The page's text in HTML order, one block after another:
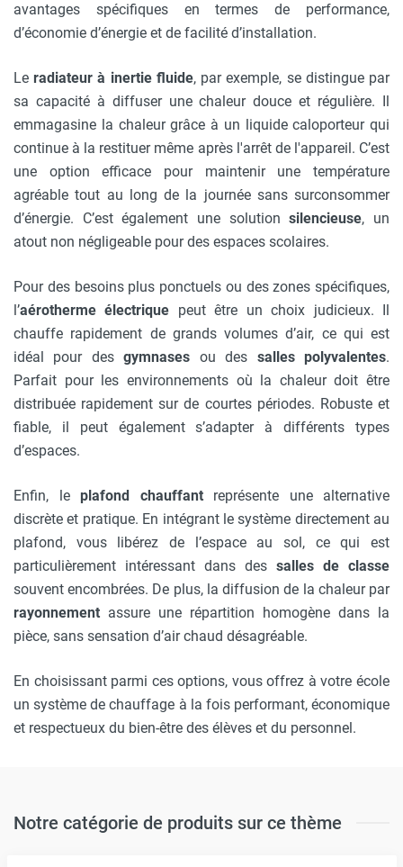
avantages spécifiques en termes de performance,
d’économie d’énergie et de facilité d’installation.
Leradiateur à inertie fluide, par exemple, se distingue par
sa capacité à diffuser une chaleur douce et régulière. Il
emmagasine la chaleur grâce à un liquide caloporteur qui
continue à la restituer même après l'arrêt de l'appareil. C’est
une option efficace pour maintenir une température
agréable tout au long de la journée sans surconsommer
d’énergie. C’est également une solutionsilencieuse, un
atout non négligeable pour des espaces scolaires.
Pour des besoins plus ponctuels ou des zones spécifiques,
l’aérotherme électrique peut être un choix judicieux. Il
chauffe rapidement de grands volumes d’air, ce qui est
idéal pour desgymnases ou des salles polyvalentes.
Parfait pour les environnements où la chaleur doit être
distribuée rapidement sur de courtes périodes. Robuste et
fiable, il peut également s’adapter à différents types
d’espaces.
Enfin, le plafond chauffantreprésente une alternative
discrète et pratique. En intégrant le système directement au
plafond, vous libérez de l’espace au sol, ce qui est
particulièrement intéressant dans des salles de classe
souvent encombrées. De plus, la diffusion de la chaleur par
rayonnement assure une répartition homogène dans la
pièce, sans sensation d’air chaud désagréable.
En choisissant parmi ces options, vous offrez à votre école
un système de chauffage à la fois performant, économique
et respectueux du bien-être des élèves et du personnel.
Notre catégorie de produits sur ce thème